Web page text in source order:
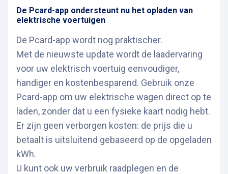
De Pcard-app ondersteunt nu het opladen van
elektrische voertuigen
De Pcard-app wordt nog praktischer.
Met de nieuwste update wordt de laadervaring
voor uw elektrisch voertuig eenvoudiger,
handiger en kostenbesparend. Gebruik onze
Pcard-app om uw elektrische wagen direct op te
laden, zonder dat u een fysieke kaart nodig hebt.
Er zijn geen verborgen kosten: de prijs die u
betaalt is uitsluitend gebaseerd op de opgeladen
kWh.
U kunt ook uw verbruik raadplegen en de